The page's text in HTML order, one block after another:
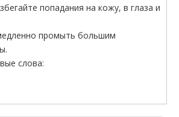
попадания на кожу, в глаза и
промыть большим
слова: